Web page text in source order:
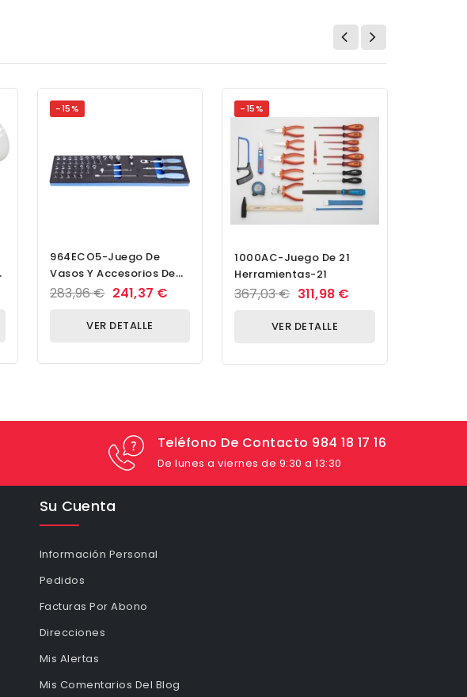
-15%
964ECO5-Juego De
Vasos Y Accesorios De
1/4 En Bandeja SOS-/45
283,96 € 241,37 €
VER DETALLE
-15%
1000AC-Juego De 21
Herramientas-21
367,03 € 311,98 €
VER DETALLE
Teléfono De Contacto 984 18 17 16
De lunes a viernes de 9:30 a 13:30
Su Cuenta
Información Personal
Pedidos
Facturas Por Abono
Direcciones
Mis Alertas
Mis Comentarios Del Blog